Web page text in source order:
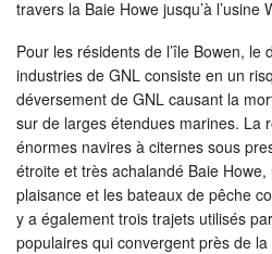
travers la Baie Howe jusqu’à l’usine
Pour les résidents de l’île Bowen, le
industries de GNL consiste en un
déversement de GNL causant la
sur de larges étendues marines. La
énormes navires à citernes sous
étroite et très achalandé Baie
plaisance et les bateaux de pêche
y a également trois trajets utilisés
populaires qui convergent près de